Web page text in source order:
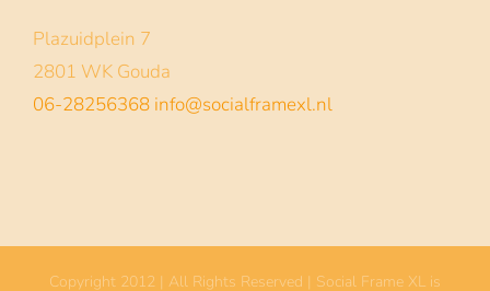
Plazuidplein 7
2801 WK Gouda
06-28256368 info@socialframexl.nl
Copyright 2012 | All Rights Reserved | Social Frame XL is